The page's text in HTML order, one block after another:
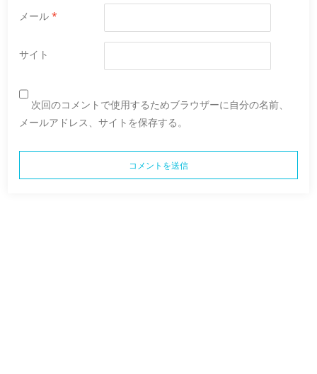
メール*
サイト
次回のコメントで使用するためブラウザーに自分の名前、
メールアドレス、サイトを保存する。